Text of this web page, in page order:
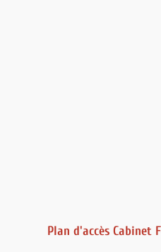
Plan d'accès Cabinet